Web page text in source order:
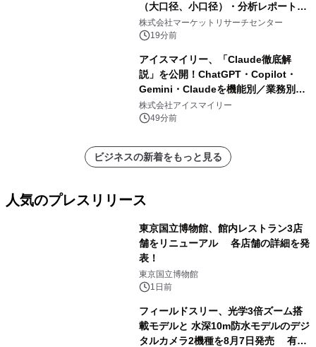
（大口径、小口径）・分析レポートを
発表
株式会社マーケットリサーチセンター
19分前
アイスマイリー、「Claude徹底解
説」を公開！ChatGPT・Copilot・
Gemini・Claudeを機能別／業務別に
比較―自社に合う生成AIの選び方がわ
かる実践ガイド
株式会社アイスマイリー
49分前
ビジネスの新着をもっと見る
人気のプレスリリース
東京国立博物館、館内レストラン3店
舗をリニューアル 各店舗の詳細を発
表！
東京国立博物館
1日前
フィールドスリー、光学3倍ズーム搭
載モデルと 水深10m防水モデルのデジ
タルカメラ2機種を8月7日発売 有効